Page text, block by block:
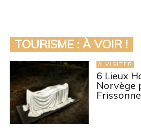
TOURISME : À VOIR !
À VISITER
6 Lieux
Norvège